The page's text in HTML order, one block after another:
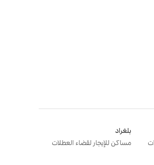
بلغراد
مساكن للإيجار لقضاء العطلات